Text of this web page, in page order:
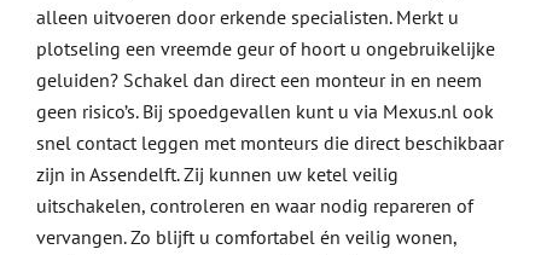
alleen uitvoeren door erkende specialisten. Merkt u
plotseling een vreemde geur of hoort u ongebruikelijke
geluiden? Schakel dan direct een monteur in en neem
geen risico’s. Bij spoedgevallen kunt u via Mexus.nl ook
snel contact leggen met monteurs die direct beschikbaar
zijn in Assendelft. Zij kunnen uw ketel veilig
uitschakelen, controleren en waar nodig repareren of
vervangen. Zo blijft u comfortabel én veilig wonen,